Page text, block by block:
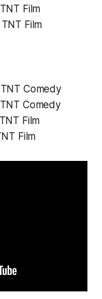
Film
Film
Comedy
Comedy
Film
Film